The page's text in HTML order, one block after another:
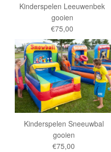
Kinderspelen Leeuwenbek
gooien
€75,00
Kinderspelen Sneeuwbal
gooien
€75,00